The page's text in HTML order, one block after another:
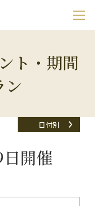
ト・期間
ン
日付別
開催